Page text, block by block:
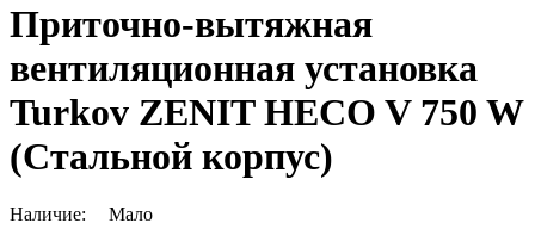
Приточно-вытяжная
вентиляционная установка
Turkov ZENIT HECO V 750 W
(Стальной корпус)
Наличие:
Мало